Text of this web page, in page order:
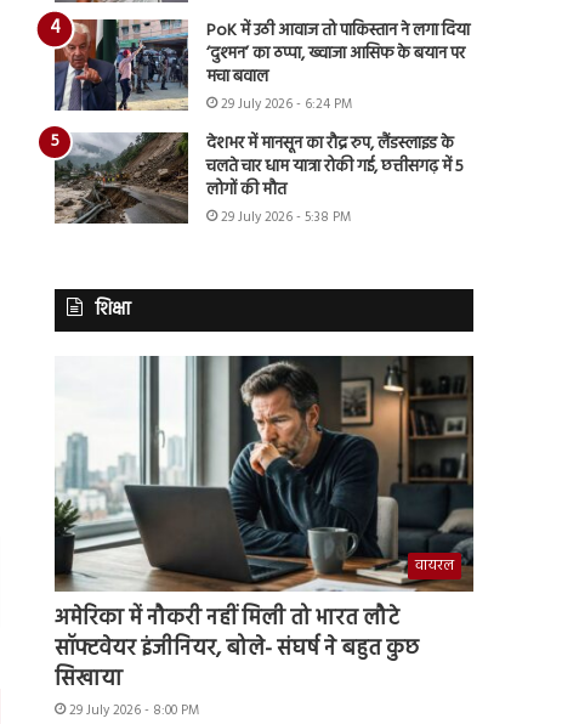
PoK में उठी आवाज तो पाकिस्तान ने लगा दिया
‘दुश्मन’ का ठप्पा, ख्वाजा आसिफ के बयान पर
मचा बवाल
29 July 2026 - 6:24 PM
देशभर में मानसून का रौद्र रुप, लैंडस्लाइड के
चलते चार धाम यात्रा रोकी गई, छत्तीसगढ़ में 5
लोगों की मौत
29 July 2026 - 5:38 PM
शिक्षा
वायरल
अमेरिका में नौकरी नहीं मिली तो भारत लौटे
सॉफ्टवेयर इंजीनियर, बोले- संघर्ष ने बहुत कुछ
सिखाया
29 July 2026 - 8:00 PM